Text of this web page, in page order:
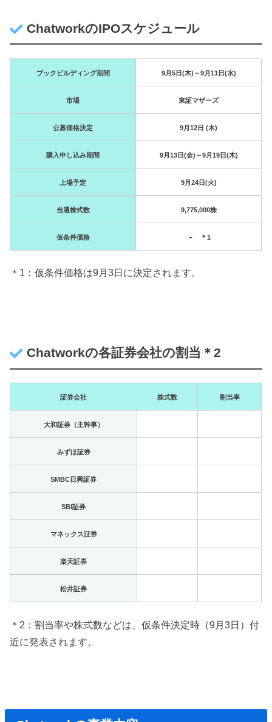
ChatworkのIPOスケジュール
ブックビルディング期間 9月5日(木)～9月11日(水)
市場 東証マザーズ
公募価格決定 9月12日 (木)
購入申し込み期間 9月13日(金)～9月19日(木)
上場予定 9月24日(火)
当選株式数 9,775,000株
仮条件価格 － ＊1
＊1：仮条件価格は9月3日に決定されます。
Chatworkの各証券会社の割当＊2
証券会社 株式数 割当率
大和証券（主幹事）
みずほ証券
SMBC日興証券
SBI証券
マネックス証券
楽天証券
松井証券
＊2：割当率や株式数などは、仮条件決定時（9月3日）付
近に発表されます。